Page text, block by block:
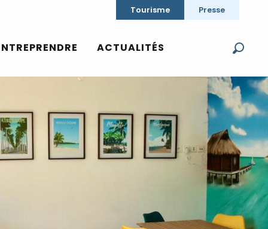
Tourisme Presse
ACTUALITÉS